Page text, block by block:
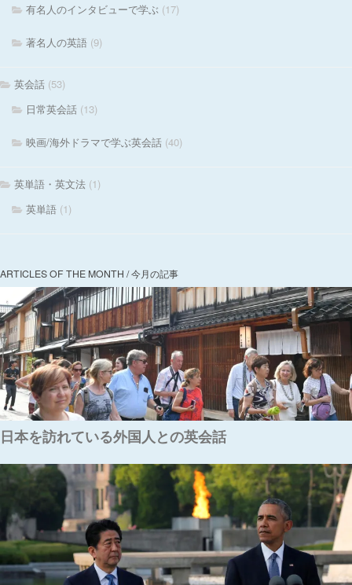
有名人のインタビューで学ぶ (17)
著名人の英語 (9)
英会話 (53)
日常英会話 (13)
映画/海外ドラマで学ぶ英会話 (40)
英単語・英文法 (1)
英単語 (1)
ARTICLES OF THE MONTH / 今月の記事
日本を訪れている外国人との英会話